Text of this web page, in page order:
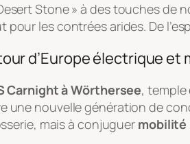
Stone » à des touches
les contrées arides. De
d’Europe électrique et
Carnight à Wörthersee, temple
une nouvelle génération de
mais à conjuguer mobilité